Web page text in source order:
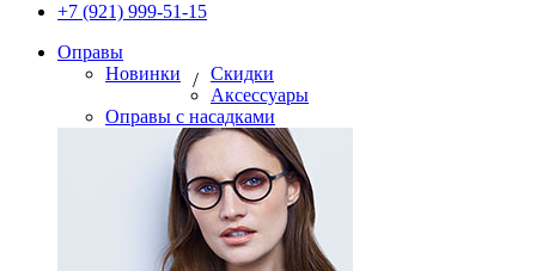
+7 (921) 999-51-15
Оправы
Новинки
/ Скидки
Аксессуары
Оправы с насадками